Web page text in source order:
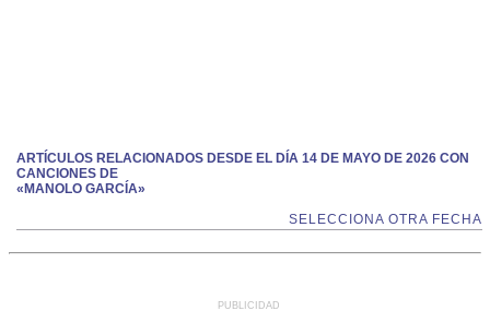
ARTÍCULOS RELACIONADOS DESDE EL DÍA 14 DE MAYO DE 2026 CON
CANCIONES DE
«MANOLO GARCÍA»
SELECCIONA OTRA FECHA
PUBLICIDAD